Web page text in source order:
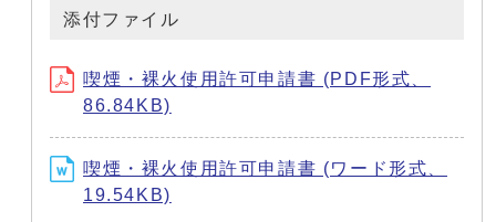
添付ファイル
喫煙・裸火使用許可申請書 (PDF形式、
86.84KB)
喫煙・裸火使用許可申請書 (ワード形式、
19.54KB)